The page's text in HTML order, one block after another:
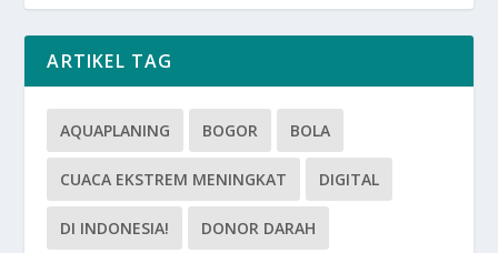
ARTIKEL TAG
AQUAPLANING BOGOR BOLA
CUACA EKSTREM MENINGKAT DIGITAL
DI INDONESIA! DONOR DARAH